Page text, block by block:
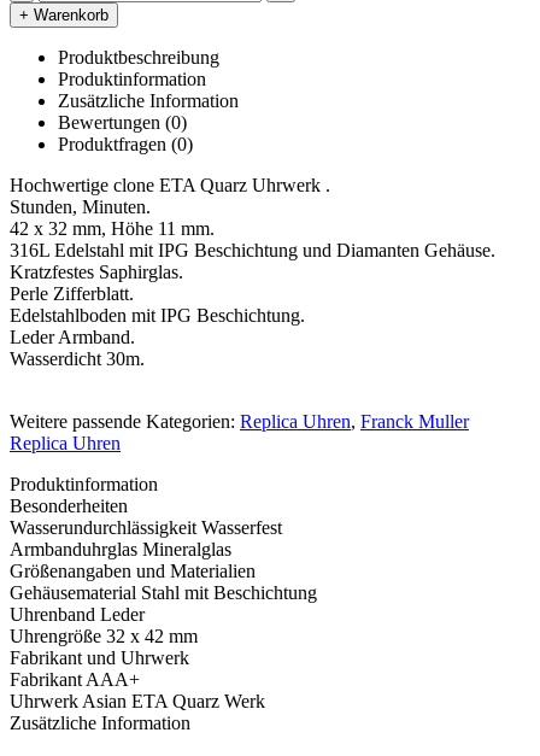
+ Warenkorb
Produktbeschreibung
Produktinformation
Zusätzliche Information
Bewertungen (0)
Produktfragen (0)
Hochwertige clone ETA Quarz Uhrwerk .
Stunden, Minuten.
42 x 32 mm, Höhe 11 mm.
316L Edelstahl mit IPG Beschichtung und Diamanten Gehäuse.
Kratzfestes Saphirglas.
Perle Zifferblatt.
Edelstahlboden mit IPG Beschichtung.
Leder Armband.
Wasserdicht 30m.
Weitere passende Kategorien: Replica Uhren, Franck Muller
Replica Uhren
Produktinformation
Besonderheiten
Wasserundurchlässigkeit Wasserfest
Armbanduhrglas Mineralglas
Größenangaben und Materialien
Gehäusematerial Stahl mit Beschichtung
Uhrenband Leder
Uhrengröße 32 x 42 mm
Fabrikant und Uhrwerk
Fabrikant AAA+
Uhrwerk Asian ETA Quarz Werk
Zusätzliche Information